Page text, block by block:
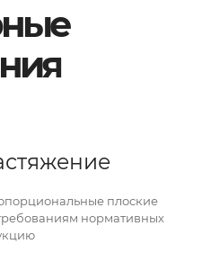
плоские
нормативных